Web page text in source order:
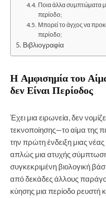
Ποια άλλα συμπτώματα
περίοδο;
Μπορεί το άγχος να
περίοδο;
Βιβλιογραφία
Η Αμφισημία του
δεν Είναι Περίοδος
Έχει μια ειρωνεία, δεν
τεκνοποίησης—το αίμα της
την πρώτη ένδειξη μιας
απλώς μια ατυχής
συγκεκριμένη βιολογική
από δεκάδες άλλους
κύησης μια περίοδο ρευστή